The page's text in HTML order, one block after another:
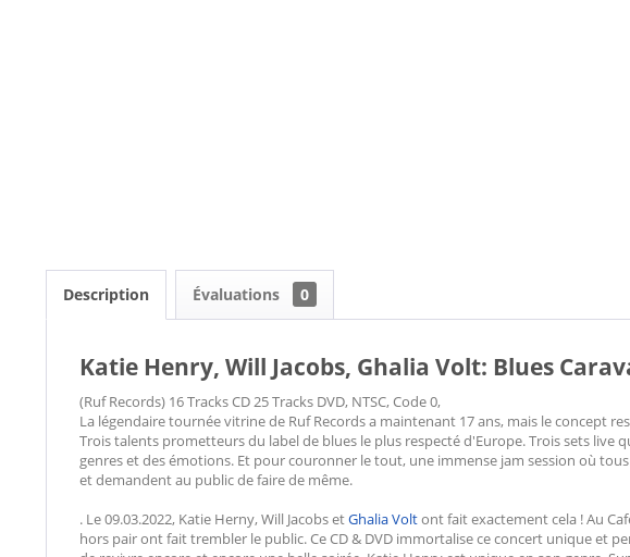
Description Évaluations 0
Katie Henry, Will Jacobs, Ghalia Volt: Blues
(Ruf Records) 16 Tracks CD 25 Tracks DVD, NTSC, Code 0,
La légendaire tournée vitrine de Ruf Records a maintenant 17 ans, mais le concept
Trois talents prometteurs du label de blues le plus respecté d'Europe. Trois sets live
genres et des émotions. Et pour couronner le tout, une immense jam session où
et demandent au public de faire de même.
. Le 09.03.2022, Katie Herny, Will Jacobs etGhalia Voltont fait exactement cela ! Au
hors pair ont fait trembler le public. Ce CD & DVD immortalise ce concert unique et